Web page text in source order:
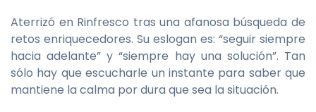
Aterrizó en Rinfresco tras una afanosa búsqueda de
retos enriquecedores. Su eslogan es: “seguir siempre
hacia adelante” y “siempre hay una solución”. Tan
sólo hay que escucharle un instante para saber que
mantiene la calma por dura que sea la situación.